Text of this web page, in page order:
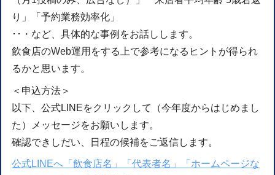
り」「予約業務効率化」
･･・など、具体的な事例をお話しします。
飲食店のWeb運用をする上で参考になるヒントが得られ
るかと思います。
＜申込方法＞
以下、公式LINEをクリックして（今年度からはじめまし
た）メッセージをお願いします。
確認できしだい、日程の候補をご返信します。
公式LINEへ「飲食店名」「代表者名」「ホームページな